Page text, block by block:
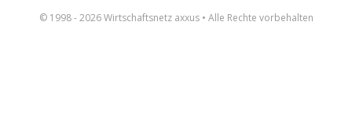
© 1998 - 2026 Wirtschaftsnetz axxus • Alle Rechte vorbehalten